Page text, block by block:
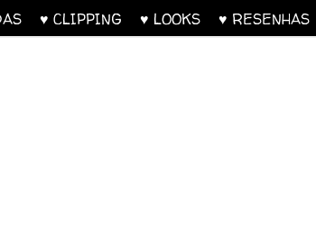
♥ CLIPPING ♥ LOOKS ♥